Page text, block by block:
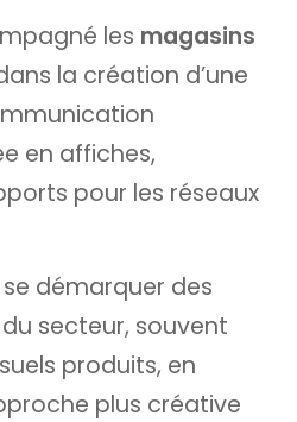
les magasins
la création d’une
en affiches,
pour les réseaux
démarquer des
secteur, souvent
produits, en
plus créative